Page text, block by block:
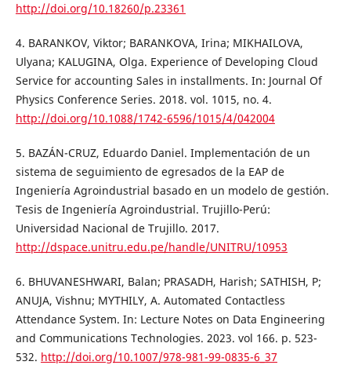
http://doi.org/10.18260/p.23361
4. BARANKOV, Viktor; BARANKOVA, Irina; MIKHAILOVA,
Ulyana; KALUGINA, Olga. Experience of Developing Cloud
Service for accounting Sales in installments. In: Journal Of
Physics Conference Series. 2018. vol. 1015, no. 4.
http://doi.org/10.1088/1742-6596/1015/4/042004
5. BAZÁN-CRUZ, Eduardo Daniel. Implementación de un
sistema de seguimiento de egresados de la EAP de
Ingeniería Agroindustrial basado en un modelo de gestión.
Tesis de Ingeniería Agroindustrial. Trujillo-Perú:
Universidad Nacional de Trujillo. 2017.
http://dspace.unitru.edu.pe/handle/UNITRU/10953
6. BHUVANESHWARI, Balan; PRASADH, Harish; SATHISH, P;
ANUJA, Vishnu; MYTHILY, A. Automated Contactless
Attendance System. In: Lecture Notes on Data Engineering
and Communications Technologies. 2023. vol 166. p. 523-
532. http://doi.org/10.1007/978-981-99-0835-6_37